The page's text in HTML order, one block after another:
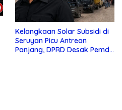
Kelangkaan Solar Subsidi di
Seruyan Picu Antrean
Panjang, DPRD Desak Pemda